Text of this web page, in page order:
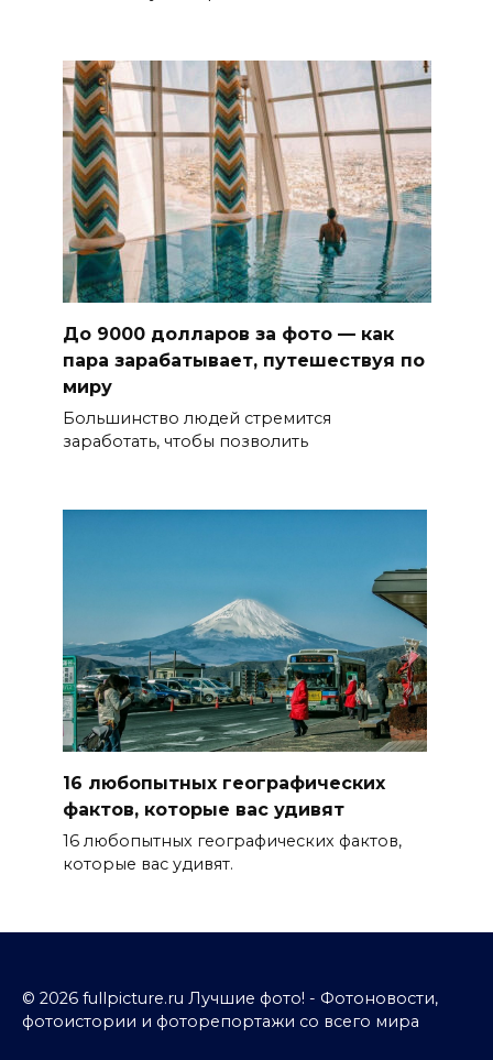
До 9000 долларов за фото — как
пара зарабатывает, путешествуя по
миру
Большинство людей стремится
заработать, чтобы позволить
16 любопытных географических
фактов, которые вас удивят
16 любопытных географических фактов,
которые вас удивят.
© 2026 fullpicture.ru Лучшие фото! - Фотоновости,
фотоистории и фоторепортажи со всего мира